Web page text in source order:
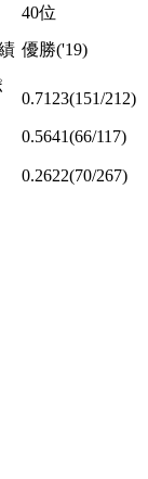
40位
優勝('19)
0.7123(151/212)
0.5641(66/117)
0.2622(70/267)